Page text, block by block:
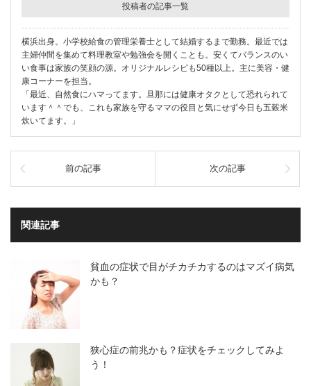
投稿者の記事一覧
横浜出身。小学校給食の管理栄養士として結婚するまで勤務。最近では
主婦仲間を集めて料理教室や勉強会を開くことも。安くてバランスのい
い食事は家族の笑顔の源。オリジナルレシピも50種以上。主に美容・健
康コーナーを担当。
「最近、自然食にハマってます。旦那には健康オタクとして恐れられて
います＾＾でも、これも家族を守るママの役目と気にせず今日も五穀米
炊いてます。」
前の記事 次の記事
関連記事
貧血の症状で目がチカチカするのはマズイ病気
かも？
狭心症の前兆かも？症状をチェックしてみよ
う！